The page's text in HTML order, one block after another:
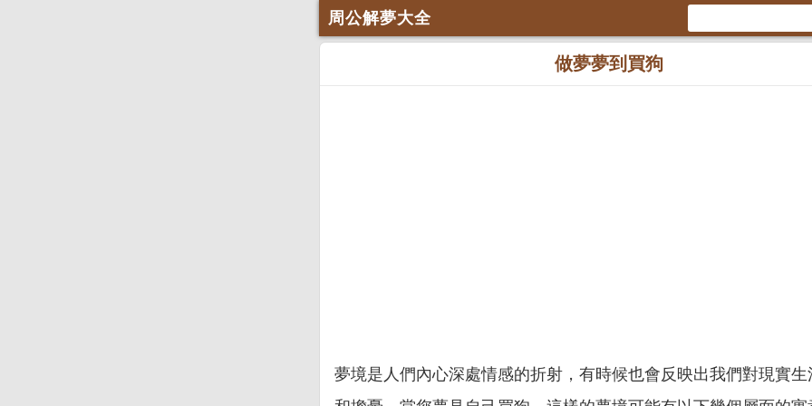
周公解夢大全
做夢夢到買狗
夢境是人們內心深處情感的折射，有時候也會反映出我們對現實生